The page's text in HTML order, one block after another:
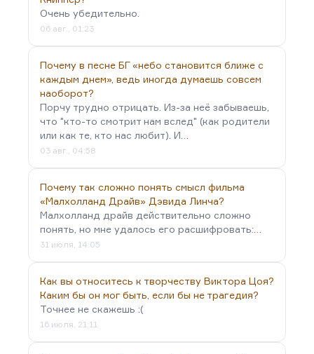
Очень убедительно.
06 авг., 01:23
Почему в песне БГ «небо становится ближе с
каждым днем», ведь иногда думаешь совсем
наоборот?
Порчу трудно отрицать. Из-за неё забываешь,
что "кто-то смотрит нам вслед" (как родители
или как те, кто нас любит). И…
03 авг., 04:58
Почему так сложно понять смысл фильма
«Малхолланд Драйв» Дэвида Линча?
Малхолланд драйв действительно сложно
понять, но мне удалось его расшифровать:…
31 июля, 14:05
Как вы относитесь к творчеству Виктора Цоя?
Каким бы он мог быть, если бы не трагедия?
Точнее не скажешь :(
16 июля, 21:11